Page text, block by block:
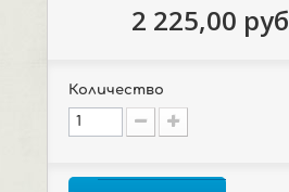
2 225,00 руб
Количество